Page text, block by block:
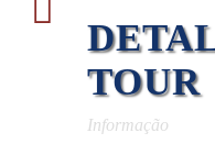
TOUR
Informação